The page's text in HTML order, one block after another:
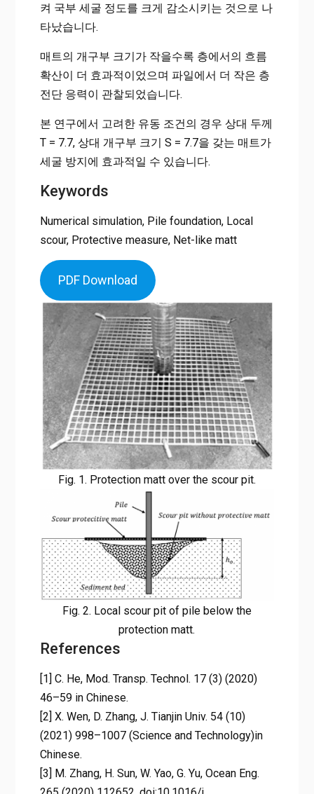
켜 국부 세굴 정도를 크게 감소시키는 것으로 나
타났습니다.
매트의 개구부 크기가 작을수록 층에서의 흐름
확산이 더 효과적이었으며 파일에서 더 작은 층
전단 응력이 관찰되었습니다.
본 연구에서 고려한 유동 조건의 경우 상대 두께
T = 7.7, 상대 개구부 크기 S = 7.7을 갖는 매트가
세굴 방지에 효과적일 수 있습니다.
Keywords
Numerical simulation, Pile foundation, Local
scour, Protective measure, Net-like matt
PDF Download
Fig. 1. Protection matt over the scour pit.
Fig. 2. Local scour pit of pile below the
protection matt.
References
[1] C. He, Mod. Transp. Technol. 17 (3) (2020)
46–59 in Chinese.
[2] X. Wen, D. Zhang, J. Tianjin Univ. 54 (10)
(2021) 998–1007 (Science and Technology)in
Chinese.
[3] M. Zhang, H. Sun, W. Yao, G. Yu, Ocean Eng.